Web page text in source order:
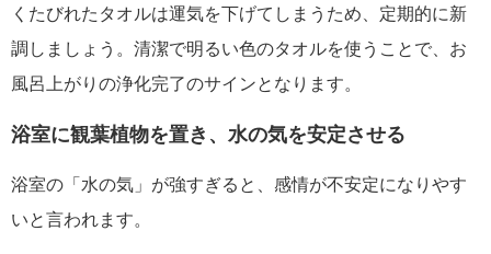
くたびれたタオルは運気を下げてしまうため、定期的に新
調しましょう。清潔で明るい色のタオルを使うことで、お
風呂上がりの浄化完了のサインとなります。
浴室に観葉植物を置き、水の気を安定させる
浴室の「水の気」が強すぎると、感情が不安定になりやす
いと言われます。